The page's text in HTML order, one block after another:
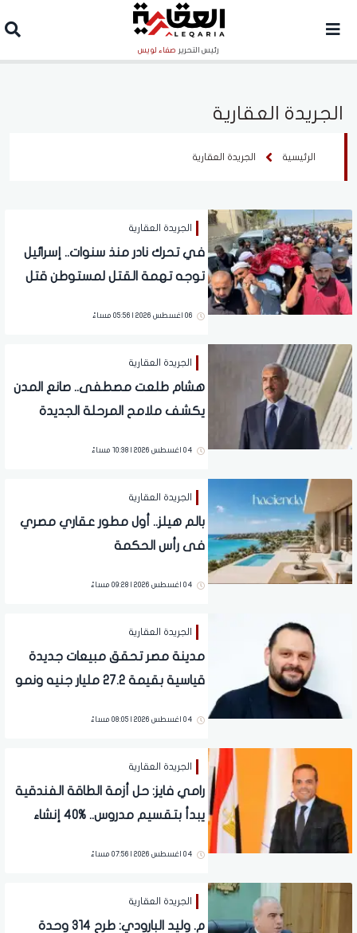
رئيس التحرير صفاء لويس
الجريدة العقارية
الرئيسية الجريدة العقارية
الجريدة العقارية
في تحرك نادر منذ سنوات.. إسرائيل
توجه تهمة القتل لمستوطن قتل
06 اغسطس 2026 | 05:56 مساءً
الجريدة العقارية
هشام طلعت مصطفى.. صانع المدن
يكشف ملامح المرحلة الجديدة
04 اغسطس 2026 | 10:38 مساءً
الجريدة العقارية
بالم هيلز.. أول مطور عقاري مصري
فى رأس الحكمة
04 اغسطس 2026 | 09:28 مساءً
الجريدة العقارية
مدينة مصر تحقق مبيعات جديدة
قياسية بقيمة 27.2 مليار جنيه ونمو
خلال النصف الأول من 2026
04 اغسطس 2026 | 08:05 مساءً
الجريدة العقارية
رامي فايز: حل أزمة الطاقة الفندقية
يبدأ بتقسيم مدروس.. %40 إنشاء
كفاءة فنادق قائمة
04 اغسطس 2026 | 07:56 مساءً
الجريدة العقارية
م. وليد البارودي: طرح 314 وحدة